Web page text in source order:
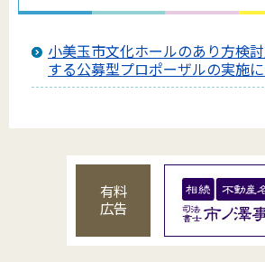
小美玉市文化ホールのあり方検
する公募型プロポーザルの実施
有料
広告